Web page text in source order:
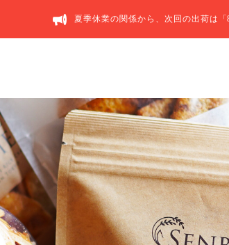
夏季休業の関係から、次回の出荷は「